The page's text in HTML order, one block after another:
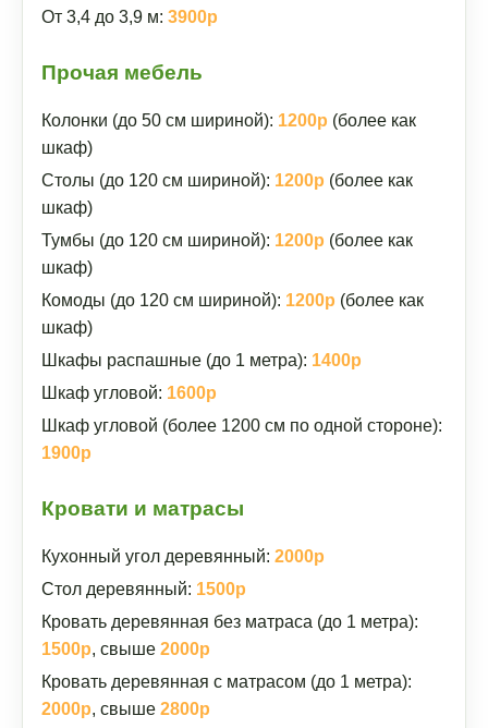
От 3,4 до 3,9 м: 3900р
Прочая мебель
Колонки (до 50 см шириной): 1200р (более как
шкаф)
Столы (до 120 см шириной): 1200р (более как
шкаф)
Тумбы (до 120 см шириной): 1200р (более как
шкаф)
Комоды (до 120 см шириной): 1200р (более как
шкаф)
Шкафы распашные (до 1 метра): 1400р
Шкаф угловой: 1600р
Шкаф угловой (более 1200 см по одной стороне):
1900р
Кровати и матрасы
Кухонный угол деревянный: 2000р
Стол деревянный: 1500р
Кровать деревянная без матраса (до 1 метра):
1500р, свыше 2000р
Кровать деревянная с матрасом (до 1 метра):
2000р, свыше 2800р